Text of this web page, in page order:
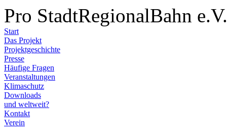
Pro StadtRegionalBahn e.V.
Start
Das Projekt
Projektgeschichte
Presse
Häufige Fragen
Veranstaltungen
Klimaschutz
Downloads
und weltweit?
Kontakt
Verein